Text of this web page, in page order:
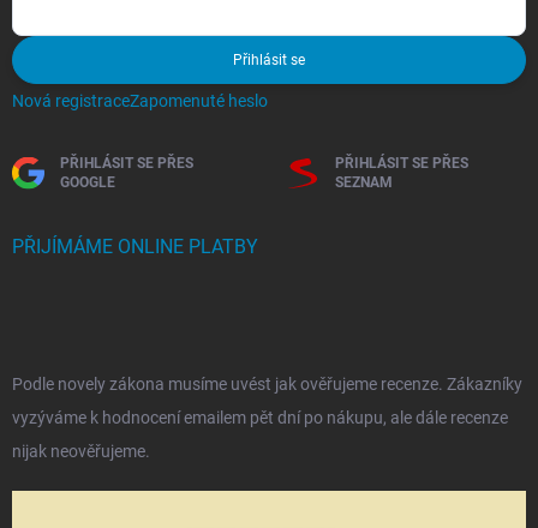
Přihlásit se
Nová registraceZapomenuté heslo
PŘIHLÁSIT SE PŘES
GOOGLE
PŘIHLÁSIT SE PŘES
SEZNAM
PŘIJÍMÁME ONLINE PLATBY
Podle novely zákona musíme uvést jak ověřujeme recenze. Zákazníky
vyzýváme k hodnocení emailem pět dní po nákupu, ale dále recenze
nijak neověřujeme.